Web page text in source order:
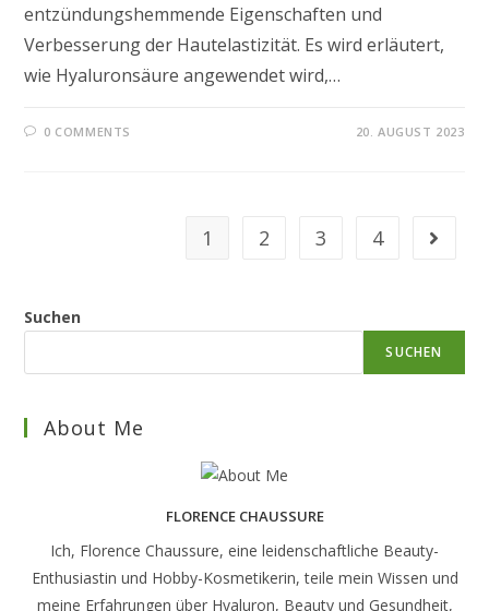
entzündungshemmende Eigenschaften und
Verbesserung der Hautelastizität. Es wird erläutert,
wie Hyaluronsäure angewendet wird,…
0 COMMENTS 20. AUGUST 2023
1 2 3 4 Go to
Suchen
SUCHEN
About Me
FLORENCE CHAUSSURE
Ich, Florence Chaussure, eine leidenschaftliche Beauty-
Enthusiastin und Hobby-Kosmetikerin, teile mein Wissen und
meine Erfahrungen über Hyaluron, Beauty und Gesundheit,